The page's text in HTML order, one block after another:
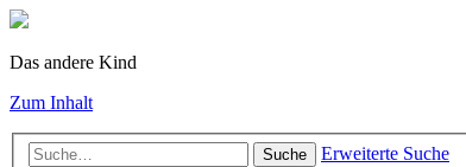
Das andere Kind
Zum Inhalt
Suche Erweiterte Suche